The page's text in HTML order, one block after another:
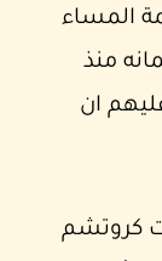
المساء
منذ
ان
كروتشم